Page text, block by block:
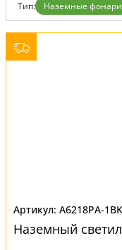
Тип: Наземные фонари
A6218PA-1BK
Наземный